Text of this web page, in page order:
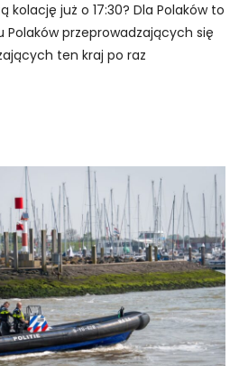
kolację już o 17:30? Dla Polaków to
Polaków przeprowadzających się
ten kraj po raz